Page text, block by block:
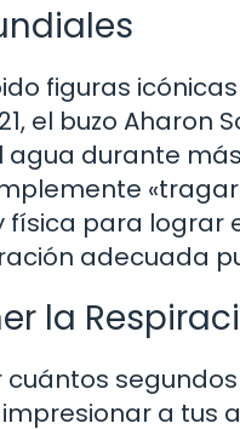
figuras
el buzo
durante
para lograr
adecuada
la
a tus